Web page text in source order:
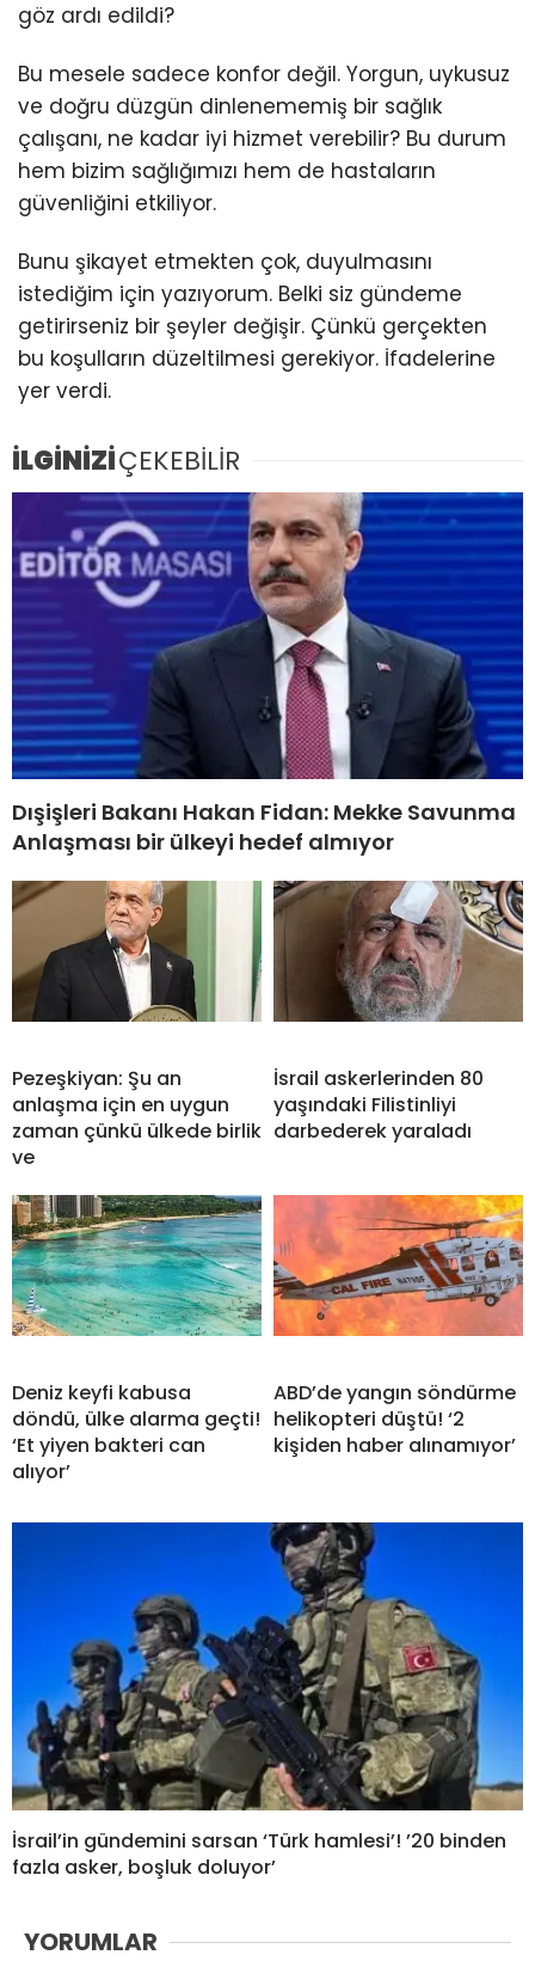
göz ardı edildi?
Bu mesele sadece konfor değil. Yorgun, uykusuz
ve doğru düzgün dinlenememiş bir sağlık
çalışanı, ne kadar iyi hizmet verebilir? Bu durum
hem bizim sağlığımızı hem de hastaların
güvenliğini etkiliyor.
Bunu şikayet etmekten çok, duyulmasını
istediğim için yazıyorum. Belki siz gündeme
getirirseniz bir şeyler değişir. Çünkü gerçekten
bu koşulların düzeltilmesi gerekiyor. İfadelerine
yer verdi.
İLGİNİZİÇEKEBİLİR
Dışişleri Bakanı Hakan Fidan: Mekke Savunma
Anlaşması bir ülkeyi hedef almıyor
Pezeşkiyan: Şu an
anlaşma için en uygun
zaman çünkü ülkede birlik
ve
İsrail askerlerinden 80
yaşındaki Filistinliyi
darbederek yaraladı
Deniz keyfi kabusa
döndü, ülke alarma geçti!
‘Et yiyen bakteri can
alıyor’
ABD’de yangın söndürme
helikopteri düştü! ‘2
kişiden haber alınamıyor’
İsrail’in gündemini sarsan ‘Türk hamlesi’! ’20 binden
fazla asker, boşluk doluyor’
YORUMLAR